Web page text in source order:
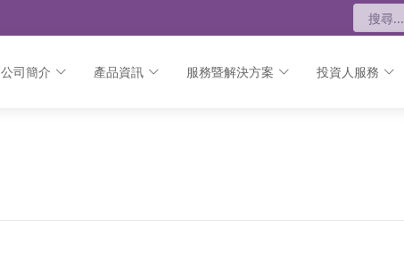
公司簡介 產品資訊 服務暨解決方案 投資人服務